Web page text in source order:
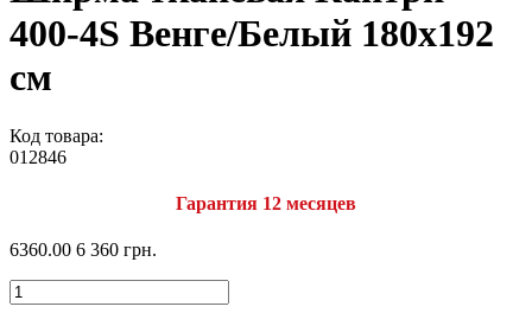
400-4S Венге/Белый 180х192
см
Код товара:
012846
Гарантия 12 месяцев
6360.00 6 360 грн.